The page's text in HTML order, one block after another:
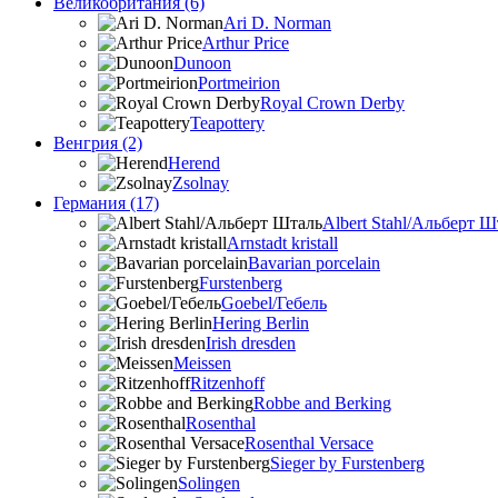
Ari D. Norman
Arthur Price
Dunoon
Portmeirion
Royal Crown Derby
Teapottery
Венгрия (2)
Herend
Zsolnay
Германия (17)
Albert Stahl/Альбеpт
Arnstadt kristall
Bavarian porcelain
Furstenberg
Goebel/Гебель
Hering Berlin
Irish dresden
Meissen
Ritzenhoff
Robbe and Berking
Rosenthal
Rosenthal Versace
Sieger by Furstenberg
Solingen